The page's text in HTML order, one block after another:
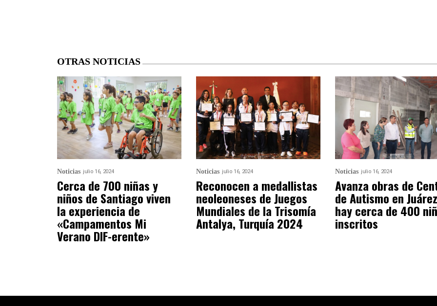
OTRAS NOTICIAS
Noticias julio 16, 2024
Cerca de 700 niñas y
niños de Santiago viven
la experiencia de
«Campamentos Mi
Verano DIF-erente»
Noticias julio 16, 2024
Reconocen a medallistas
neoleoneses de Juegos
Mundiales de la Trisomía
Antalya, Turquía 2024
Noticias julio 16, 2024
Avanza obras de
de Autismo en
hay cerca de 400
inscritos